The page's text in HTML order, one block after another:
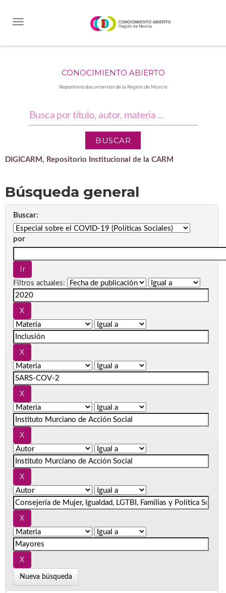
CONOCIMIENTO ABIERTO
Repositorio documental de la Región de Murcia
DIGICARM, Repositorio Institucional de la CARM
Búsqueda general
Buscar:
por
Filtros actuales:
Nueva búsqueda